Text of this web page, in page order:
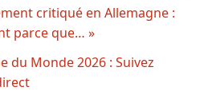
critiqué en Allemagne :
parce que… »
du Monde 2026 : Suivez